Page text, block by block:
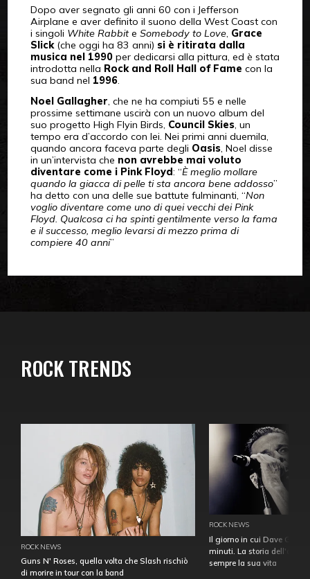
Dopo aver segnato gli anni 60 con i Jefferson
Airplane e aver definito il suono della West Coast con
i singoli White Rabbite Somebody to Love, Grace
Slick(che oggi ha 83 anni) si è ritirata dalla
musica nel 1990per dedicarsi alla pittura, ed è stata
introdotta nella Rock and Roll Hall of Fame con la
sua band nel 1996.
Noel Gallagher, che ne ha compiuti 55 e nelle
prossime settimane uscirà con un nuovo album del
suo progetto High Flyin Birds, Council Skies, un
tempo era d’accordo con lei. Nei primi anni duemila,
quando ancora faceva parte degli Oasis, Noel disse
in un’intervista che non avrebbe mai voluto
diventare come i Pink Floyd: “È meglio mollare
quando la giacca di pelle ti sta ancora bene addosso”
ha detto con una delle sue battute fulminanti, “Non
voglio diventare come uno di quei vecchi dei Pink
Floyd. Qualcosa ci ha spinti gentilmente verso la fama
e il successo, meglio levarsi di mezzo prima di
compiere 40 anni”
ROCK TRENDS
ROCK NEWS
Guns N' Roses, quella volta che Slash rischiò
di morire in tour con la band
ROCK NEWS
Il giorno in cui Dave
minuti. La storia
sempre la sua vita